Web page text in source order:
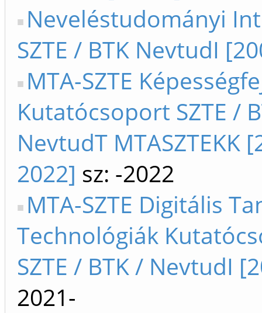
Neveléstudományi
SZTE / BTK NevtudI
MTA-SZTE
Kutatócsoport SZTE /
NevtudT MTASZTEKK
2022] sz: -2022
MTA-SZTE Digitális
Technológiák
SZTE / BTK / NevtudI
2021-